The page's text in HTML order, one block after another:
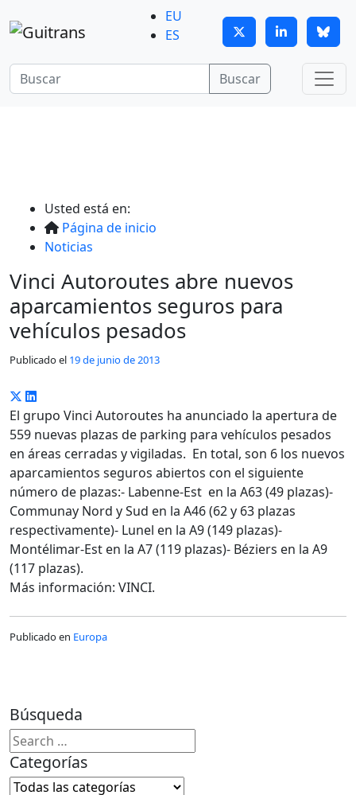
Continuar al contenido principal
EU
ES
Buscar
Usted está en:
Página de inicio
Noticias
Vinci Autoroutes abre nuevos
aparcamientos seguros para
vehículos pesados
Publicado el 19 de junio de 2013
El grupo Vinci Autoroutes ha anunciado la apertura de
559 nuevas plazas de parking para vehículos pesados
en áreas cerradas y vigiladas. En total, son 6 los nuevos
aparcamientos seguros abiertos con el siguiente
número de plazas:- Labenne-Est en la A63 (49 plazas)-
Communay Nord y Sud en la A46 (62 y 63 plazas
respectivamente)- Lunel en la A9 (149 plazas)-
Montélimar-Est en la A7 (119 plazas)- Béziers en la A9
(117 plazas).
Más información: VINCI.
Publicado en Europa
Búsqueda
Categorías